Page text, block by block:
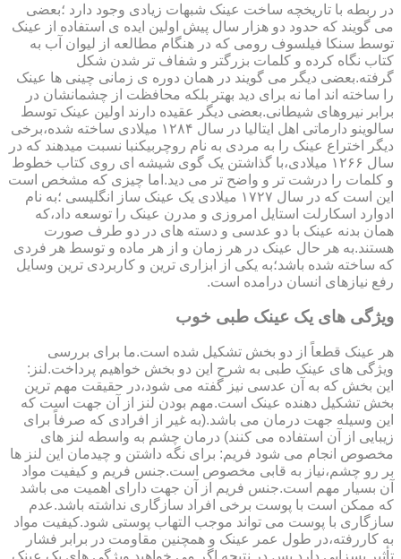
در ربطه با تاریخچه ساخت عینک شبهات زیادی وجود دارد ؛بعضی
می گویند که حدود دو هزار سال پیش اولین ایده ی استفاده از عینک
توسط سنکا فیلسوف رومی که در هنگام مطالعه از لیوان آب به
کتاب نگاه کرده و کلمات بزرگتر و شفاف تر شدن شکل
گرفته.بعضی دیگر می گویند در همان دوره ی زمانی چینی ها عینک
را ساخته اند اما نه برای دید بهتر بلکه محافظت از چشمانشان در
برابر نیروهای شیطانی.بعضی دیگر عقیده دارند اولین عینک توسط
سالوینو دارماتی اهل ایتالیا در سال ۱۲۸۴ میلادی ساخته شده،برخی
دیگر اختراع عینک را به مردی به نام روچربیکنبا نسبت میدهند که در
سال ۱۲۶۶ میلادی،با گذاشتن یک گوی شیشه ای روی کتاب خطوط
و کلمات را درشت تر و واضح تر می دید.اما چیزی که مشخص است
این است که در سال ۱۷۲۷ میلادی یک عینک ساز انگلیسی ؛به نام
ادوارد اسکارلت استایل امروزی و مدرن عینک را توسعه داد،که
همان بدنه عینک با دو عدسی و دسته های در دو طرف صورت
هستند.به هر حال عینک در هر زمان و از هر ماده و توسط هر فردی
که ساخته شده باشد؛به یکی از ابزاری ترین و کاربردی ترین وسایل
رفع نیازهای انسان درامده است.
ویژگی های یک عینک طبی خوب
هر عینک قطعاً از دو بخش تشکیل شده است.ما برای بررسی
ویژگی های عینک طبی به شرح این دو بخش خواهیم پرداخت.لنز:
این بخش که به آن عدسی نیز گفته می شود،در حقیقت مهم ترین
بخش تشکیل دهنده عینک است.مهم بودن لنز از آن جهت است که
این وسیله جهت درمان می باشد.(به غیر از افرادی که صرفاً برای
زیبایی از آن استفاده می کنند) درمان چشم به واسطه لنز های
مخصوص انجام می شود فریم: برای نگه داشتن و چیدمان این لنز ها
بر رو چشم،نیاز به قابی مخصوص است.جنس فریم و کیفیت مواد
آن بسیار مهم است.جنس فریم از آن جهت دارای اهمیت می باشد
که ممکن است با پوست برخی افراد سازگاری نداشته باشد.عدم
سازگاری با پوست می تواند موجب التهاب پوستی شود.کیفیت مواد
به کاررفته،در طول عمر عینک و همچنین مقاومت در برابر فشار